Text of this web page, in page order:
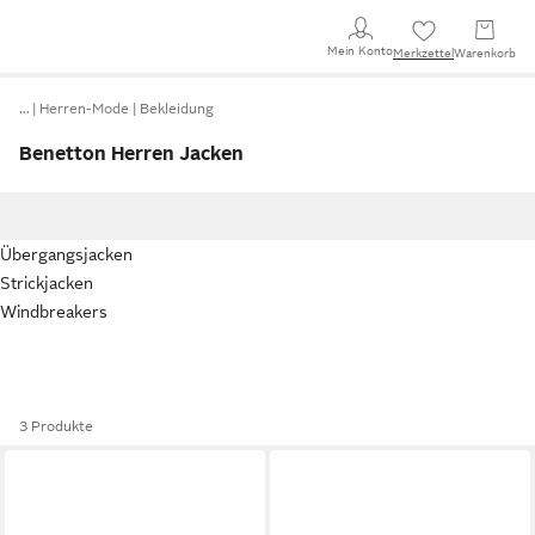
Mein KontoMerkzettel Warenkorb
… Herren-Mode Bekleidung
Benetton Herren Jacken
Übergangsjacken
Strickjacken
Windbreakers
3 Produkte